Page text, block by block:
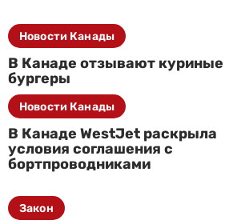
В Канаде отзывают куриные
бургеры
Новости Канады
В Канаде WestJet раскрыла
условия соглашения с
бортпроводниками
Новости Канады
Закон